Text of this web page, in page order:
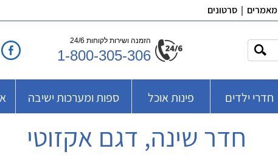
מאמרים | סרטונים
הזמנה ושירות לקוחות 24/6
1-800-305-306
חדרי ילדים פינות אוכל ספות ומערכות ישיבה
חדר שינה, דגם אקזוטי